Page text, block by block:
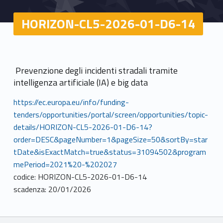
HORIZON-CL5-2026-01-D6-14
Prevenzione degli incidenti stradali tramite
intelligenza artificiale (IA) e big data
https://ec.europa.eu/info/funding-
tenders/opportunities/portal/screen/opportunities/topic-
details/HORIZON-CL5-2026-01-D6-14?
order=DESC&pageNumber=1&pageSize=50&sortBy=star
tDate&isExactMatch=true&status=31094502&program
mePeriod=2021%20-%202027
codice: HORIZON-CL5-2026-01-D6-14
scadenza: 20/01/2026